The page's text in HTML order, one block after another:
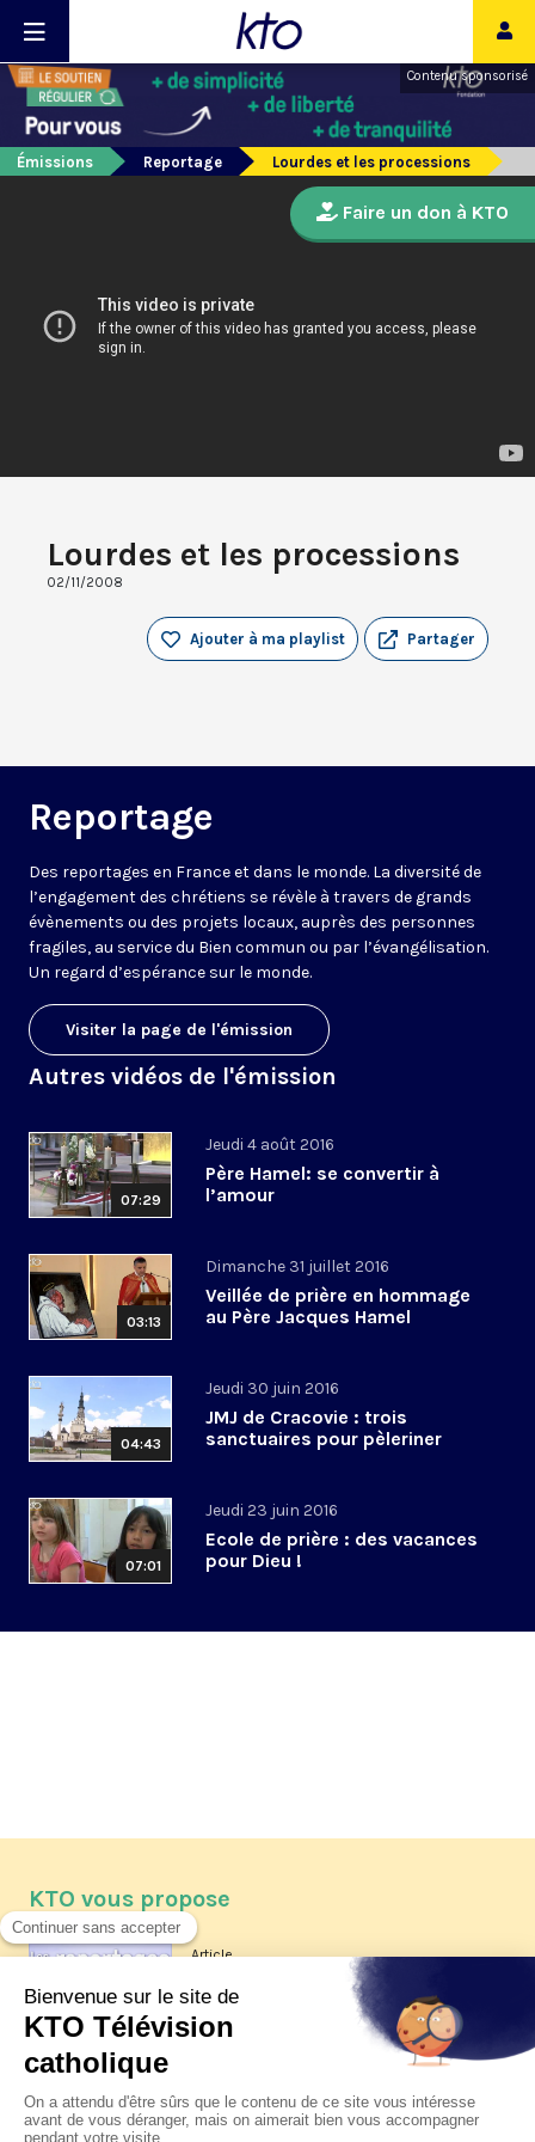
Contenu sponsorisé
Émissions Reportage Lourdes et les processions
Lourdes et les processions
02/11/2008
Partager
Ajouter à ma playlist
Reportage
Des reportages en France et dans le monde. La diversité de
l’engagement des chrétiens se révèle à travers de grands
évènements ou des projets locaux, auprès des personnes
fragiles, au service du Bien commun ou par l’évangélisation.
Un regard d’espérance sur le monde.
Visiter la page de l'émission
Autres vidéos de l'émission
07:29
Jeudi 4 août 2016
Père Hamel: se convertir à
l’amour
03:13
Dimanche 31 juillet 2016
Veillée de prière en hommage
au Père Jacques Hamel
04:43
Jeudi 30 juin 2016
JMJ de Cracovie : trois
sanctuaires pour pèleriner
07:01
Jeudi 23 juin 2016
Ecole de prière : des vacances
pour Dieu !
Faire un don à KTO
KTO vous propose
Article
Les reportages d'été 2026 de KTO
La visite pastorale du pape Léon
XIV à Assise à suivre sur KTO le
jeudi 6 août